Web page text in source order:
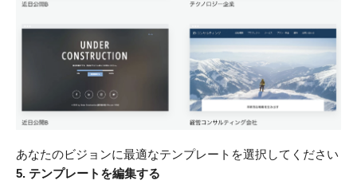
あなたのビジョンに最適なテンプレートを選択してください
5. テンプレートを編集する